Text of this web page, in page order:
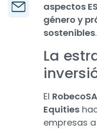
aspectos
género y
sostenibles.
La
El
Equities
empresas